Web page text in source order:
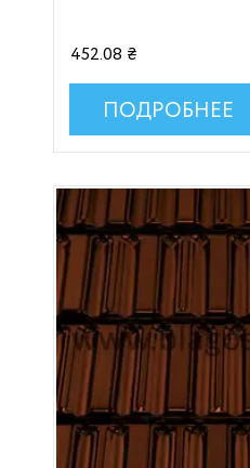
452.08 ₴
ПОДРОБНЕЕ